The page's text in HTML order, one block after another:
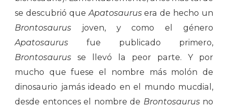
se descubrió queApatosaurusera de hecho un
Brontosaurus joven, y como el género
Apatosaurus fue publicado primero,
Brontosaurus se llevó la peor parte. Y por
mucho que fuese el nombre más molón de
dinosaurio jamás ideado en el mundo mucdial,
desde entonces el nombre de Brontosaurusno